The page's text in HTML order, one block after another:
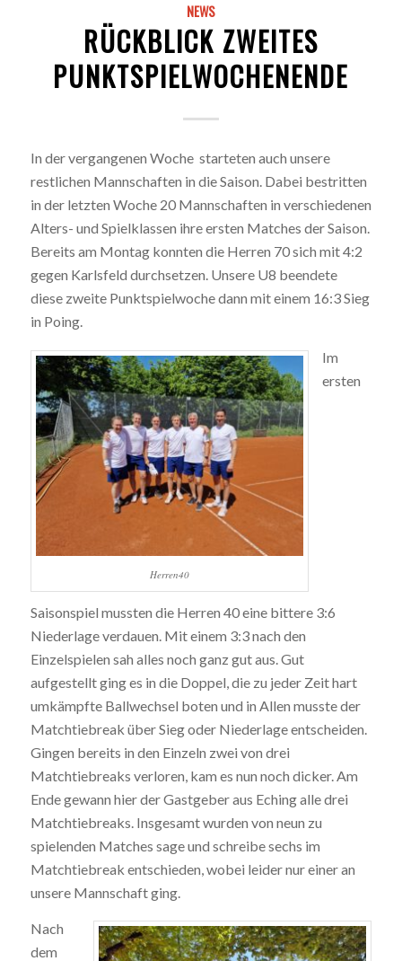
NEWS
RÜCKBLICK ZWEITES
PUNKTSPIELWOCHENENDE
In der vergangenen Woche starteten auch unsere
restlichen Mannschaften in die Saison. Dabei bestritten
in der letzten Woche 20 Mannschaften in verschiedenen
Alters- und Spielklassen ihre ersten Matches der Saison.
Bereits am Montag konnten die Herren 70 sich mit 4:2
gegen Karlsfeld durchsetzen. Unsere U8 beendete
diese zweite Punktspielwoche dann mit einem 16:3 Sieg
in Poing.
Herren40
Im
ersten
Saisonspiel mussten die Herren 40 eine bittere 3:6
Niederlage verdauen. Mit einem 3:3 nach den
Einzelspielen sah alles noch ganz gut aus. Gut
aufgestellt ging es in die Doppel, die zu jeder Zeit hart
umkämpfte Ballwechsel boten und in Allen musste der
Matchtiebreak über Sieg oder Niederlage entscheiden.
Gingen bereits in den Einzeln zwei von drei
Matchtiebreaks verloren, kam es nun noch dicker. Am
Ende gewann hier der Gastgeber aus Eching alle drei
Matchtiebreaks. Insgesamt wurden von neun zu
spielenden Matches sage und schreibe sechs im
Matchtiebreak entschieden, wobei leider nur einer an
unsere Mannschaft ging.
Nach
dem